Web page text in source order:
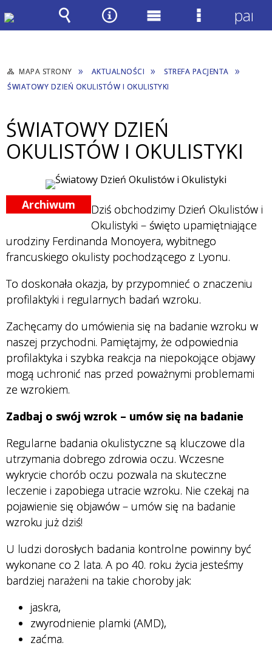
MAPA STRONY AKTUALNOŚCI
STREFA PACJENTA
ŚWIATOWY DZIEŃ OKULISTÓW I OKULISTYKI
ŚWIATOWY DZIEŃ
OKULISTÓW I OKULISTYKI
Archiwum
Dziś obchodzimy Dzień Okulistów i
Okulistyki – święto upamiętniające
urodziny Ferdinanda Monoyera, wybitnego
francuskiego okulisty pochodzącego z Lyonu.
To doskonała okazja, by przypomnieć o znaczeniu
profilaktyki i regularnych badań wzroku.
Zachęcamy do umówienia się na badanie wzroku w
naszej przychodni. Pamiętajmy, że odpowiednia
profilaktyka i szybka reakcja na niepokojące objawy
mogą uchronić nas przed poważnymi problemami
ze wzrokiem.
Zadbaj o swój wzrok – umów się na badanie
Regularne badania okulistyczne są kluczowe dla
utrzymania dobrego zdrowia oczu. Wczesne
wykrycie chorób oczu pozwala na skuteczne
leczenie i zapobiega utracie wzroku. Nie czekaj na
pojawienie się objawów – umów się na badanie
wzroku już dziś!
U ludzi dorosłych badania kontrolne powinny być
wykonane co 2 lata. A po 40. roku życia jesteśmy
bardziej narażeni na takie choroby jak:
jaskra,
zwyrodnienie plamki (AMD),
zaćma.
Wyszukiwarka
Narzędzia
Menu Menu
panel